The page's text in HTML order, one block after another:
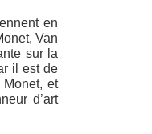
en
Van
sur la
il est de
et
d’art